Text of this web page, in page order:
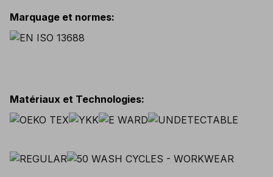
Marquage et normes:
Matériaux et Technologies: